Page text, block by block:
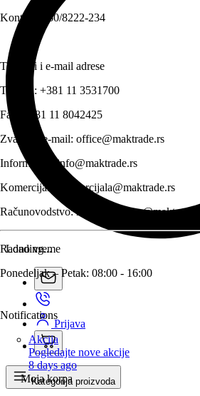
Kontakt:
060/8222-234
Telefoni i e-mail adrese
Telefon: +381 11 3531700
Fax:
+381 11 8042425
Zvanični e-mail: office@maktrade.rs
Informacije:
info@maktrade.rs
Komercijala:
komercijala@maktrade.rs
Računovodstvo:racunovodstvo@maktrade.rs
Radno vreme
Ponedeljak – Petak: 08:00 - 16:00
Loading...
Notifications
Akcija
Pogledajte nove akcije
8 days ago
Prijava
Moja korpa
Kategorija proizvoda